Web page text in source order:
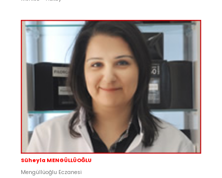
Süheyla MENGÜLLÜOĞLU
Mengüllüoğlu Eczanesi